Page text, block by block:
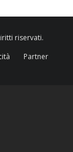
riservati.
Partner